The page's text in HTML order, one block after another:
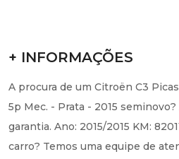
+ INFORMAÇÕES
A procura de um Citroën C3
5p Mec. - Prata - 2015
garantia. Ano: 2015/2015 KM:
carro? Temos uma equipe de